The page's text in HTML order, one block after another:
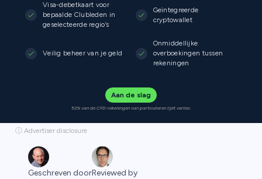
Visa-debetkaart voor
bepaalde Clubleden in
geselecteerde regio’s
Geïntegreerde
cryptowallet
Veilig beheer van je geld
Onmiddellijke
overboekingen tussen
rekeningen
Aan de slag
52% van de CFD-rekeningen van particulieren lijdt verlies.
ⓘ Advertiser disclosure
Geschreven doorReviewed by